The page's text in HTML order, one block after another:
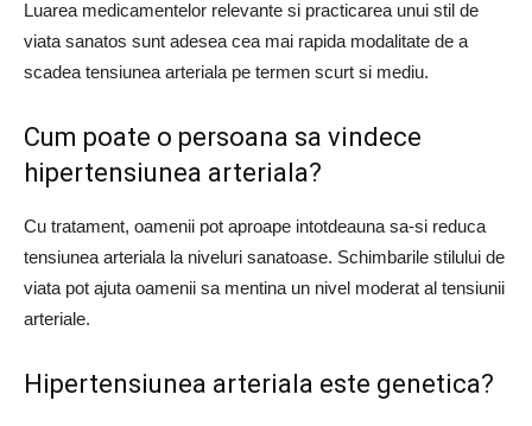
Luarea medicamentelor relevante si practicarea unui stil de
viata sanatos sunt adesea cea mai rapida modalitate de a
scadea tensiunea arteriala pe termen scurt si mediu.
Cum poate o persoana sa vindece
hipertensiunea arteriala?
Cu tratament, oamenii pot aproape intotdeauna sa-si reduca
tensiunea arteriala la niveluri sanatoase. Schimbarile stilului de
viata pot ajuta oamenii sa mentina un nivel moderat al tensiunii
arteriale.
Hipertensiunea arteriala este genetica?